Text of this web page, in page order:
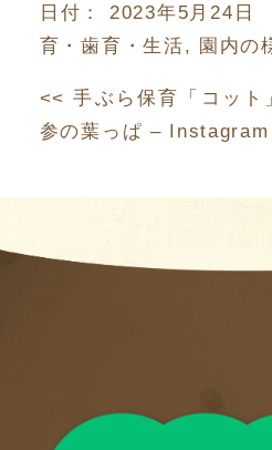
日付： 2023年5月24日
育・歯育・生活, 園内の
<< 手ぶら保育「コッ
参の葉っぱ – Instagram